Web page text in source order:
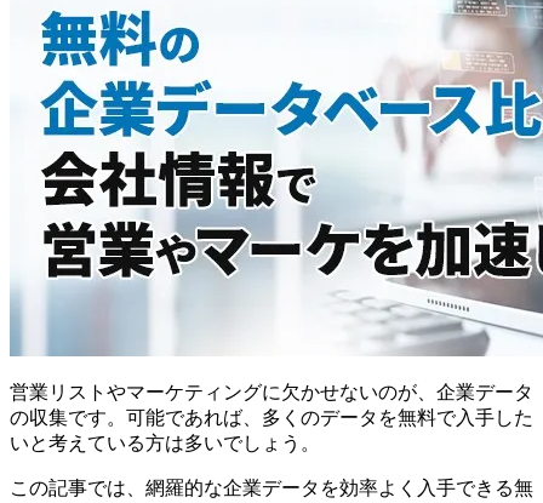
営業リストやマーケティングに欠かせないのが、企業データ
の収集です。可能であれば、多くのデータを無料で入手した
いと考えている方は多いでしょう。
この記事では、網羅的な企業データを効率よく入手できる無